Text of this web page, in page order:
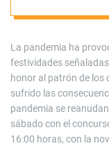
La pandemia ha
festividades
honor al patrón de los
sufrido las
pandemia se
sábado con el
16:00 horas, con la